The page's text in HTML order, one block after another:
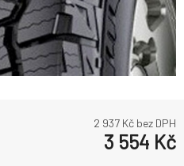
2 937 Kč bez DPH
3 554 Kč